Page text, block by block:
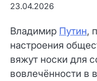
23.04.2026
Владимир Путин,
настроения
вяжут носки для
вовлечённости в